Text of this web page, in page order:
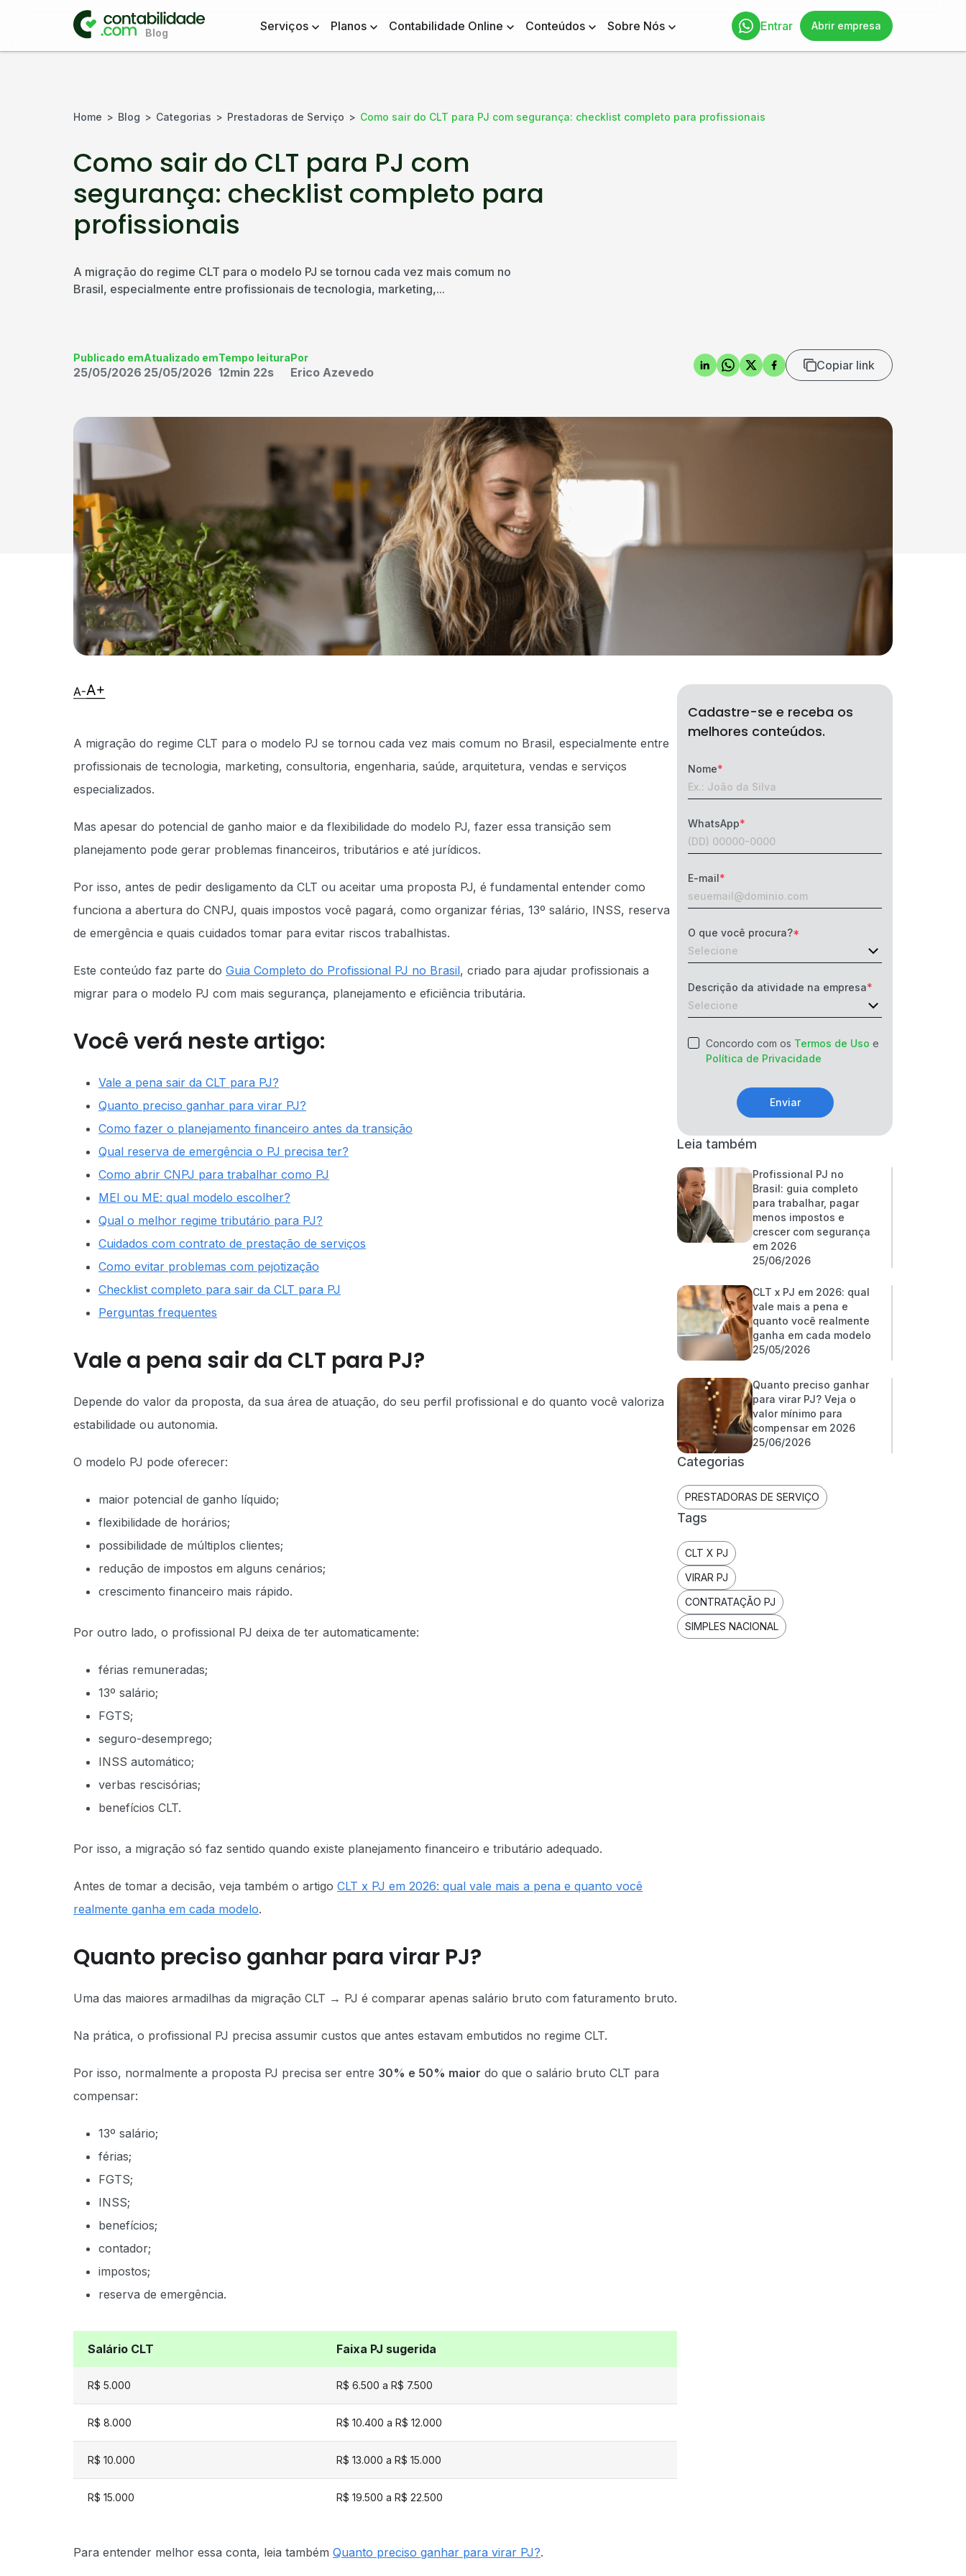
Serviços Planos Contabilidade Online Conteúdos Sobre Nós Entrar Abrir empresa
Home Blog Categorias Prestadoras de Serviço Como sair do CLT para PJ com segurança: checklist completo para profissionais
Como sair do CLT para PJ com
segurança: checklist completo para
profissionais
A migração do regime CLT para o modelo PJ se tornou cada vez mais comum no
Brasil, especialmente entre profissionais de tecnologia, marketing,...
Publicado em
25/05/2026
Atualizado em
25/05/2026
Tempo leitura
12min 22s
Por
Erico Azevedo Copiar link
A migração do regime CLT para o modelo PJ se tornou cada vez mais comum no Brasil, especialmente entre
profissionais de tecnologia, marketing, consultoria, engenharia, saúde, arquitetura, vendas e serviços
especializados.
Mas apesar do potencial de ganho maior e da flexibilidade do modelo PJ, fazer essa transição sem
planejamento pode gerar problemas financeiros, tributários e até jurídicos.
Por isso, antes de pedir desligamento da CLT ou aceitar uma proposta PJ, é fundamental entender como
funciona a abertura do CNPJ, quais impostos você pagará, como organizar férias, 13º salário, INSS, reserva
de emergência e quais cuidados tomar para evitar riscos trabalhistas.
Este conteúdo faz parte do Guia Completo do Profissional PJ no Brasil, criado para ajudar profissionais a
migrar para o modelo PJ com mais segurança, planejamento e eficiência tributária.
Você verá neste artigo:
Vale a pena sair da CLT para PJ?
Quanto preciso ganhar para virar PJ?
Como fazer o planejamento financeiro antes da transição
Qual reserva de emergência o PJ precisa ter?
Como abrir CNPJ para trabalhar como PJ
MEI ou ME: qual modelo escolher?
Qual o melhor regime tributário para PJ?
Cuidados com contrato de prestação de serviços
Como evitar problemas com pejotização
Checklist completo para sair da CLT para PJ
Perguntas frequentes
Vale a pena sair da CLT para PJ?
Depende do valor da proposta, da sua área de atuação, do seu perfil profissional e do quanto você valoriza
estabilidade ou autonomia.
O modelo PJ pode oferecer:
maior potencial de ganho líquido;
flexibilidade de horários;
possibilidade de múltiplos clientes;
redução de impostos em alguns cenários;
crescimento financeiro mais rápido.
Por outro lado, o profissional PJ deixa de ter automaticamente:
férias remuneradas;
13º salário;
FGTS;
seguro-desemprego;
INSS automático;
verbas rescisórias;
benefícios CLT.
Por isso, a migração só faz sentido quando existe planejamento financeiro e tributário adequado.
Antes de tomar a decisão, veja também o artigo CLT x PJ em 2026: qual vale mais a pena e quanto você
realmente ganha em cada modelo.
Quanto preciso ganhar para virar PJ?
Uma das maiores armadilhas da migração CLT → PJ é comparar apenas salário bruto com faturamento bruto.
Na prática, o profissional PJ precisa assumir custos que antes estavam embutidos no regime CLT.
Por isso, normalmente a proposta PJ precisa ser entre 30% e 50% maior do que o salário bruto CLT para
compensar:
13º salário;
férias;
FGTS;
INSS;
benefícios;
contador;
impostos;
reserva de emergência.
Salário CLT Faixa PJ sugerida
R$ 5.000 R$ 6.500 a R$ 7.500
R$ 8.000 R$ 10.400 a R$ 12.000
R$ 10.000 R$ 13.000 a R$ 15.000
R$ 15.000 R$ 19.500 a R$ 22.500
Para entender melhor essa conta, leia também Quanto preciso ganhar para virar PJ?.
Cadastre-se e receba os
melhores conteúdos.
Nome
WhatsApp
E-mail
O que você procura?
Descrição da atividade na empresa
Concordo com os Termos de Uso e
Política de Privacidade
Enviar
Leia também
Profissional PJ no
Brasil: guia completo
para trabalhar, pagar
menos impostos e
crescer com segurança
em 2026
25/06/2026
CLT x PJ em 2026: qual
vale mais a pena e
quanto você realmente
ganha em cada modelo
25/05/2026
Quanto preciso ganhar
para virar PJ? Veja o
valor mínimo para
compensar em 2026
25/06/2026
Categorias
PRESTADORAS DE SERVIÇO
Tags
CLT X PJ
VIRAR PJ
CONTRATAÇÃO PJ
SIMPLES NACIONAL